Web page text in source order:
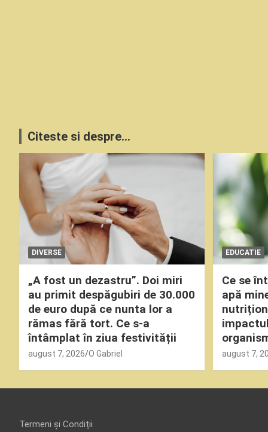
Citeste si despre...
DIVERSE
„A fost un dezastru”. Doi miri
au primit despăgubiri de 30.000
de euro după ce nunta lor a
rămas fără tort. Ce s-a
întâmplat în ziua festivității
august 7, 2026 O Gabriel
EDUCATIE
Ce se
apă
august 7,
Termeni și Condiții